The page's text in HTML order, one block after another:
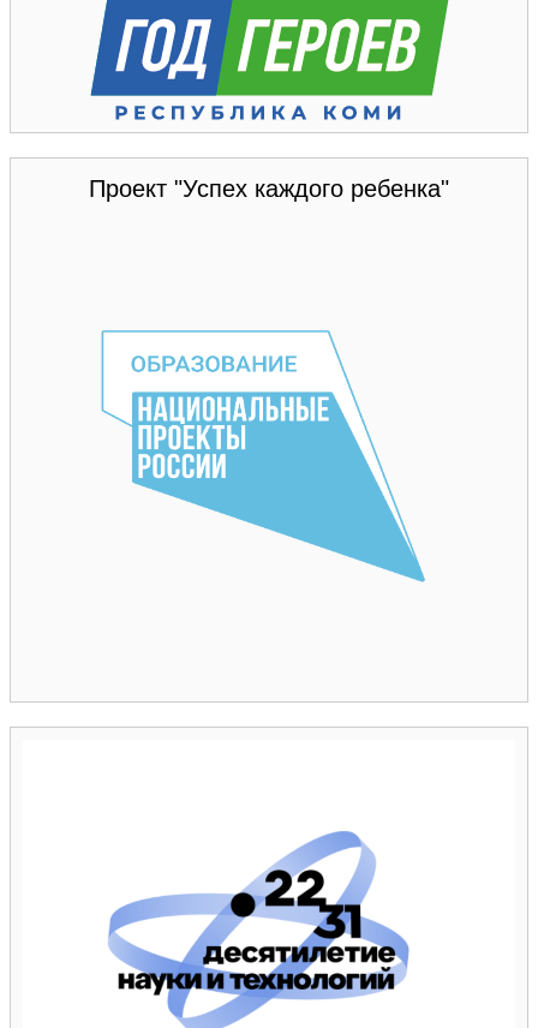
Проект "Успех каждого ребенка"